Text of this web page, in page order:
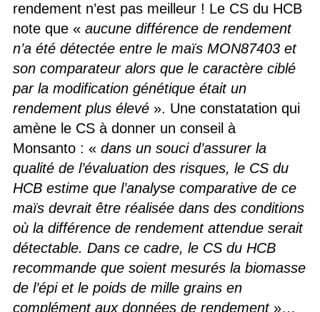
rendement n’est pas meilleur ! Le CS du HCB
note que « aucune différence de rendement
n’a été détectée entre le maïs MON87403 et
son comparateur alors que le caractère ciblé
par la modification génétique était un
rendement plus élevé». Une constatation qui
amène le CS à donner un conseil à
Monsanto : « dans un souci d’assurer la
qualité de l’évaluation des risques, le CS du
HCB estime que l’analyse comparative de ce
maïs devrait être réalisée dans des conditions
où la différence de rendement attendue serait
détectable. Dans ce cadre, le CS du HCB
recommande que soient mesurés la biomasse
de l’épi et le poids de mille grains en
complément aux données de rendement»…